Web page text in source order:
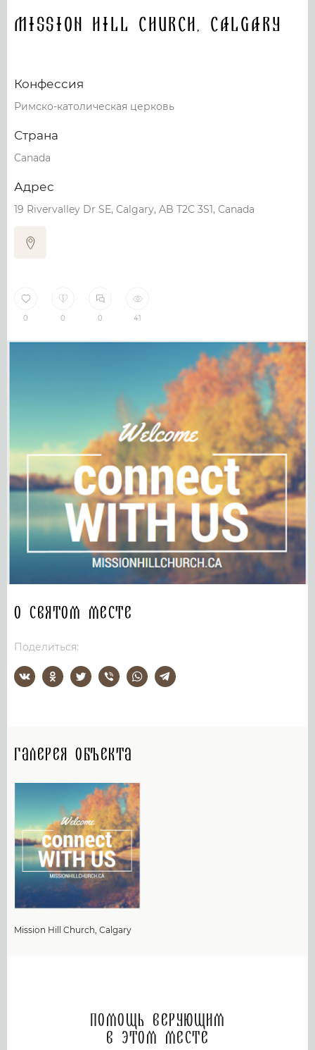
Mission Hill Church, Calgary
Конфессия
Римско-католическая церковь
Страна
Canada
Адрес
19 Rivervalley Dr SE, Calgary, AB T2C 3S1, Canada
0 0 0 41
О святом месте
Поделиться:
Галерея объекта
Mission Hill Church, Calgary
Помощь верующим
в этом месте